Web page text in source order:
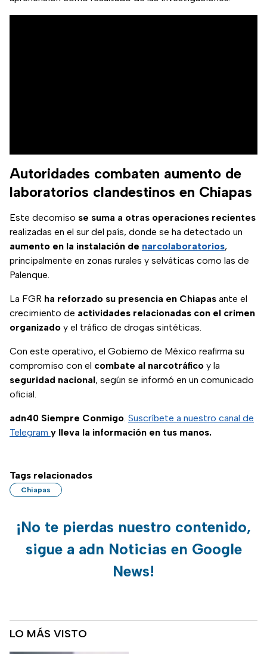
Autoridades combaten aumento de
laboratorios clandestinos en Chiapas
Este decomiso se suma a otras operaciones recientes
realizadas en el sur del país, donde se ha detectado un
aumento en la instalación de narcolaboratorios,
principalmente en zonas rurales y selváticas como las de
Palenque.
La FGR ha reforzado su presencia en Chiapas ante el
crecimiento de actividades relacionadas con el crimen
organizado y el tráfico de drogas sintéticas.
Con este operativo, el Gobierno de México reafirma su
compromiso con el combate al narcotráfico y la
seguridad nacional, según se informó en un comunicado
oficial.
adn40 Siempre Conmigo. Suscríbete a nuestro canal de
Telegram y lleva la información en tus manos.
Tags relacionados
Chiapas
¡No te pierdas nuestro contenido,
sigue a adn Noticias en Google
News!
LO MÁS VISTO